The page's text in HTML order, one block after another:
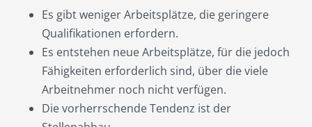
Es gibt weniger Arbeitsplätze, die geringere
Qualifikationen erfordern.
Es entstehen neue Arbeitsplätze, für die jedoch
Fähigkeiten erforderlich sind, über die viele
Arbeitnehmer noch nicht verfügen.
Die vorherrschende Tendenz ist der